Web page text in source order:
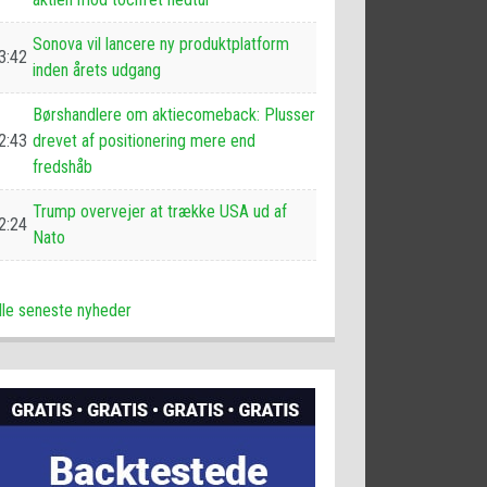
Sonova vil lancere ny produktplatform
inden årets udgang
Børshandlere om aktiecomeback: Plusser
drevet af positionering mere end
fredshåb
Trump overvejer at trække USA ud af
Nato
seneste nyheder